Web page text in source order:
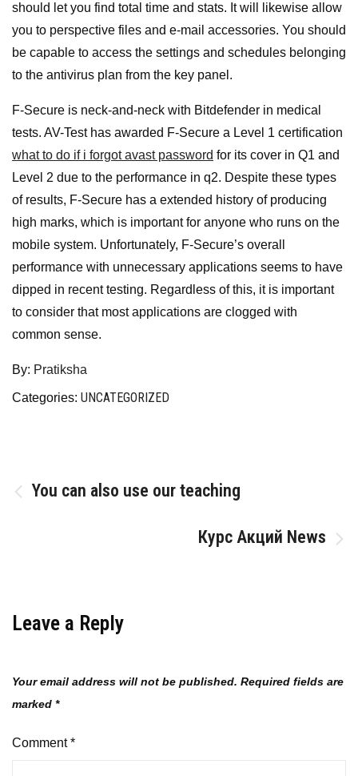
should let you find total time and stats. It will likewise allow
you to perspective files and e-mail accessories. You should
be capable to access the settings and schedules belonging
to the antivirus plan from the key panel.
F-Secure is neck-and-neck with Bitdefender in medical
tests. AV-Test has awarded F-Secure a Level 1 certification
what to do if i forgot avast password for its cover in Q1 and
Level 2 due to the performance in q2. Despite these types
of results, F-Secure has a extended history of producing
high marks, which is important for anyone who runs on the
mobile system. Unfortunately, F-Secure’s overall
performance with unnecessary applications seems to have
dipped in recent testing. Regardless of this, it is important
to consider that most applications are clogged with
common sense.
By: Pratiksha
Categories: UNCATEGORIZED
Post
You can also use our teaching
Курс Акций News
Leave a Reply
Your email address will not be published. Required fields are
marked *
Comment*